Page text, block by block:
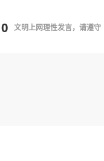
0 文明上网理性发言，请遵守